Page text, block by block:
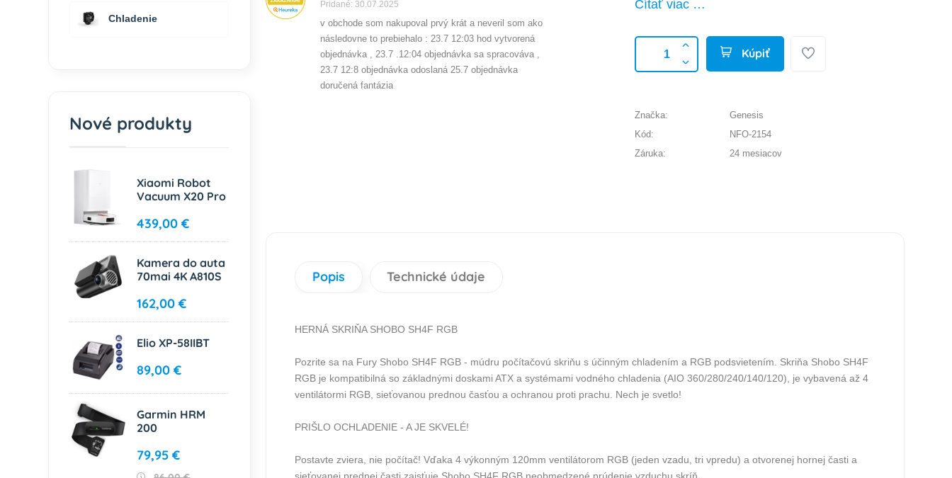
Pridané: 30.07.2025
v obchode som nakupoval prvý krát a neveril som ako
následovne to prebiehalo : 23.7 12:03 hod vytvorená
objednávka , 23.7 .12:04 objednávka sa spracováva ,
23.7 12:8 objednávka odoslaná 25.7 objednávka
doručená fantázia
Čítať viac …
Kúpiť
Značka:
Genesis
Kód:
NFO-2154
Záruka:
24 mesiacov
Popis Technické údaje
HERNÁ SKRIŇA SHOBO SH4F RGB
Pozrite sa na Fury Shobo SH4F RGB - múdru počítačovú skriňu s účinným chladením a RGB podsvietením. Skriňa Shobo SH4F
RGB je kompatibilná so základnými doskami ATX a systémami vodného chladenia (AIO 360/280/240/140/120), je vybavená až 4
ventilátormi RGB, sieťovanou prednou časťou a ochranou proti prachu. Nech je svetlo!
PRIŠLO OCHLADENIE - A JE SKVELÉ!
Postavte zviera, nie počítač! Vďaka 4 výkonným 120mm ventilátorom RGB (jeden vzadu, tri vpredu) a otvorenej hornej časti a
Chladenie
Nové produkty
Xiaomi Robot
Vacuum X20 Pro
439,00 €
Kamera do auta
70mai 4K A810S
162,00 €
Elio XP-58IIBT
89,00 €
Garmin HRM
200
79,95 €